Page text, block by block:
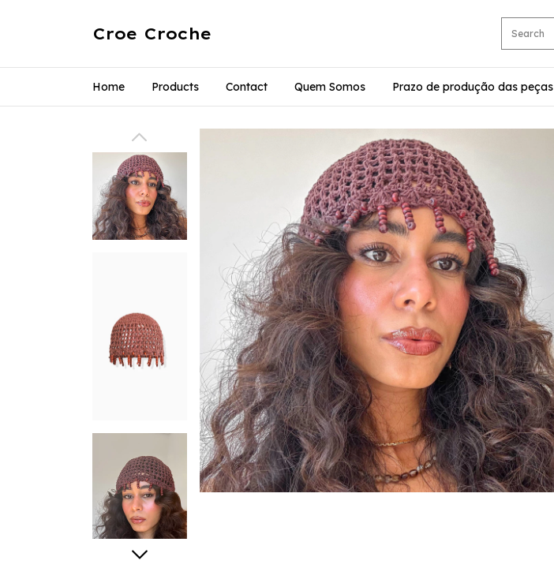
Croe Croche
Home Products Contact Quem Somos Prazo de produção das peças